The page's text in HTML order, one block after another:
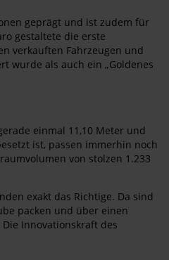
geprägt und ist zudem für
gestaltete die erste
verkauften Fahrzeugen und
wurde als auch ein „Goldenes
einmal 11,10 Meter und
ist, passen immerhin noch
von stolzen 1.233
exakt das Richtige. Da sind
packen und über einen
Innovationskraft des